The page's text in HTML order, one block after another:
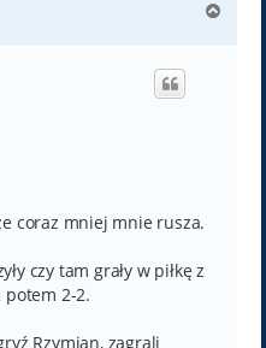
g
coraz mniej mnie rusza.
czy tam grały w piłkę z
potem 2-2.
Rzymian, zagrali